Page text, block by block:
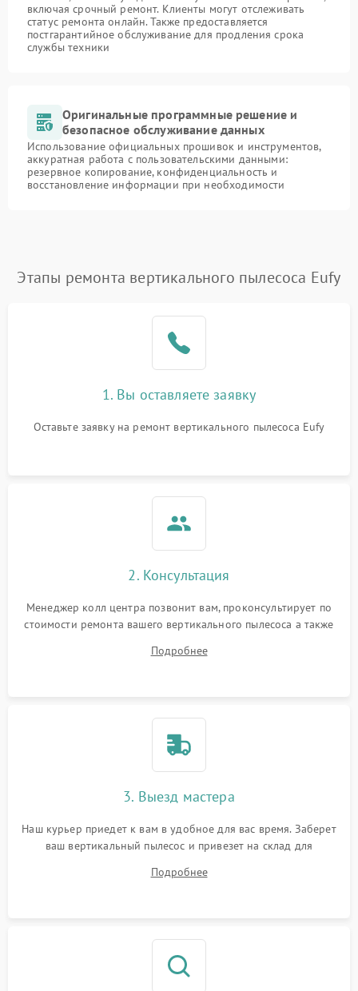
включая срочный ремонт. Клиенты могут отслеживать
статус ремонта онлайн. Также предоставляется
постгарантийное обслуживание для продления срока
службы техники
Оригинальные программные решение и
безопасное обслуживание данных
Использование официальных прошивок и инструментов,
аккуратная работа с пользовательскими данными:
резервное копирование, конфиденциальность и
восстановление информации при необходимости
Этапы ремонта вертикального пылесоса Eufy
1. Вы оставляете заявку
Оставьте заявку на ремонт вертикального пылесоса Eufy
2. Консультация
Менеджер колл центра позвонит вам, проконсультирует по
стоимости ремонта вашего вертикального пылесоса а также
Подробнее
3. Выезд мастера
Наш курьер приедет к вам в удобное для вас время. Заберет
ваш вертикальный пылесос и привезет на склад для
Подробнее